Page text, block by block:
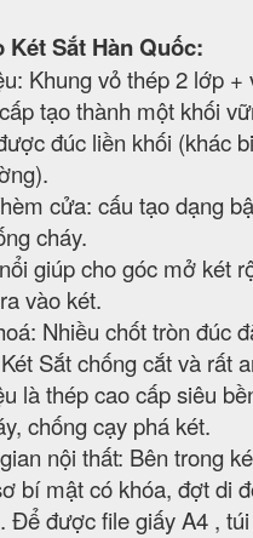
Két Sắt Hàn Quốc:
Khung vỏ thép 2 lớp +
tạo thành một khối
đúc liền khối (khác
cửa: cấu tạo dạng
cháy.
giúp cho góc mở két
vào két.
Nhiều chốt tròn đúc
Sắt chống cắt và rất
là thép cao cấp siêu
chống cạy phá két.
nội thất: Bên trong
bí mật có khóa, đợt di
Để được file giấy A4 ,